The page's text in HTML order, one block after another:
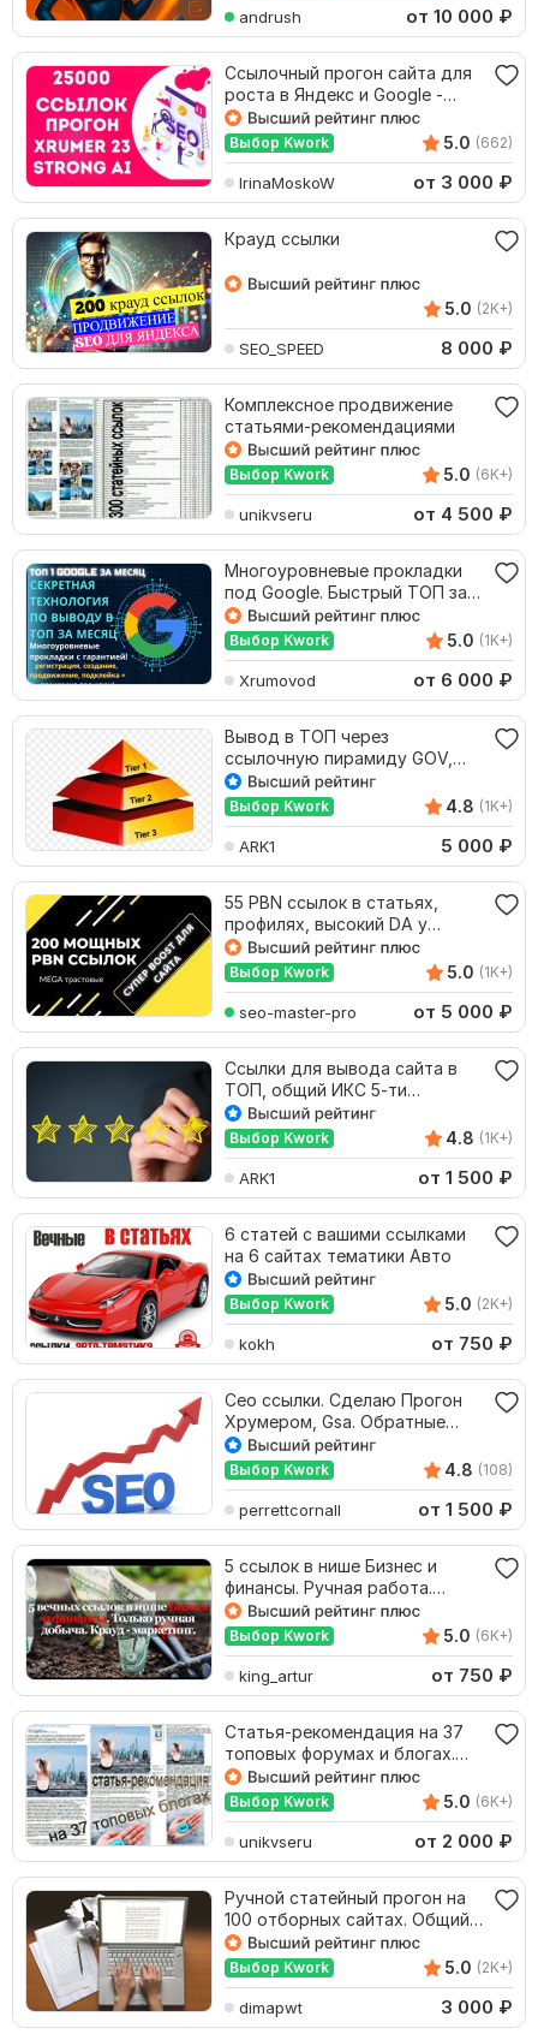
andrush от 10 000 ₽
Ссылочный прогон сайта для
роста в Яндекс и Google -
Xrumer 23 Strong
Выбор Kwork 5.0 (662)
IrinaMoskoW от 3 000 ₽
Крауд ссылки
5.0 (2K+)
SEO_SPEED 8 000 ₽
Комплексное продвижение
статьями-рекомендациями
Выбор Kwork 5.0 (6K+)
unikvseru от 4 500 ₽
Многоуровневые прокладки
под Google. Быстрый ТОП за
1-3 месяца
Выбор Kwork 5.0 (1K+)
Xrumovod от 6 000 ₽
Вывод в ТОП через
ссылочную пирамиду GOV,
EDU, WIKI: 9000+ ссылок
Выбор Kwork 4.8 (1K+)
ARK1 5 000 ₽
55 PBN ссылок в статьях,
профилях, высокий DA у
сайтов - Размножение+
Выбор Kwork 5.0 (1K+)
seo-master-pro от 5 000 ₽
Ссылки для вывода сайта в
ТОП, общий ИКС 5-ти
доноров около 45000
Выбор Kwork 4.8 (1K+)
ARK1 от 1 500 ₽
6 статей с вашими ссылками
на 6 сайтах тематики Авто
Выбор Kwork 5.0 (2K+)
kokh от 750 ₽
Сео ссылки. Сделаю Прогон
Хрумером, Gsa. Обратные
ссылки . Индексация
Выбор Kwork 4.8 (108)
perrettcornall от 1 500 ₽
5 ссылок в нише Бизнес и
финансы. Ручная работа.
Крауд-маркетинг
Выбор Kwork 5.0 (6K+)
king_artur от 750 ₽
Статья-рекомендация на 37
топовых форумах и блогах.
Ручное размещение
Выбор Kwork 5.0 (6K+)
unikvseru от 2 000 ₽
Ручной статейный прогон на
100 отборных сайтах. Общий
ИКС 40000
Выбор Kwork 5.0 (2K+)
dimapwt 3 000 ₽